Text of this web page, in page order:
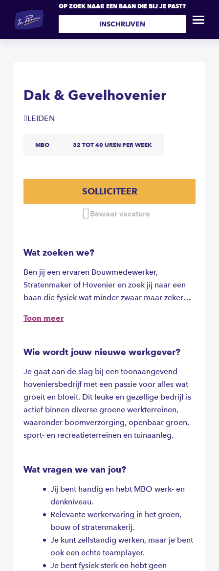
OP ZOEK NAAR EEN BAAN DIE BIJ JE PAST?
INSCHRIJVEN
Dak & Gevelhovenier
LEIDEN
MBO 32 TOT 40 UREN PER WEEK
SOLLICITEER
Bewaar vacature
Wat zoeken we?
Ben jij een ervaren Bouwmedewerker,
Stratenmaker of Hovenier en zoek jij naar een
baan die fysiek wat minder zwaar maar zeker
nog nooit gedacht aan deze leuke baan als Dak-
graag meer over!
Toon meer
Wie wordt jouw nieuwe werkgever?
Je gaat aan de slag bij een toonaangevend
hoveniersbedrijf met een passie voor alles wat
groeit en bloeit. Dit leuke en gezellige bedrijf is
actief binnen diverse groene werkterreinen,
waaronder boomverzorging, openbaar groen,
sport- en recreatieterreinen en tuinaanleg.
Wat vragen we van jou?
Jij bent handig en hebt MBO werk- en
denkniveau.
Relevante werkervaring in het groen,
bouw of stratenmakerij.
Je kunt zelfstandig werken, maar je bent
ook een echte teamplayer.
Je bent fysiek sterk en hebt geen
Dak & Gevelhovenier SOLLICITEER